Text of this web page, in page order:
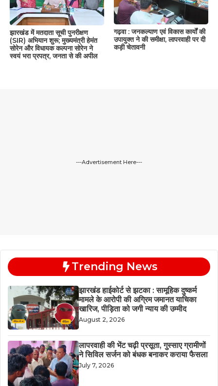
झारखंड में मतदाता सूची पुनरीक्षण
(SIR) अभियान शुरू; मुख्यमंत्री हेमंत
सोरेन और विधायक कल्पना सोरेन ने
स्वयं भरा प्रपत्र, जनता से की अपील
गढ़वा : जनकल्याण एवं विकास कार्यों की
उपायुक्त ने की समीक्षा, लापरवाही पर दी
कड़ी चेतावनी
---Advertisement Here---
Trending News
झारखंड हाईकोर्ट से झटका : सामूहिक दुष्कर्म
मामले के आरोपी की अग्रिम जमानत याचिका
खारिज, पीड़िता को जगी न्याय की उम्मीद
August 2, 2026
लापरवाही की भेंट चढ़ी प्रसूता, गुस्साए ग्रामीणों
ने सिविल सर्जन को बंधक बनाकर कराया फैसला
July 7, 2026